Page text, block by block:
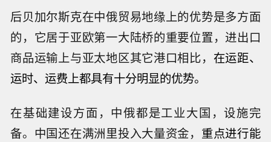
后贝加尔斯克在中俄贸易地缘上的优势是多方面
的，它居于亚欧第一大陆桥的重要位置，进出口
商品运输上与亚太地区其它港口相比， 在运距、
运时、运费上都具有十分明显的优势。
在基础建设方面，中俄都是工业大国，设施完
备。中国还在满洲里投入大量资金， 重点进行能